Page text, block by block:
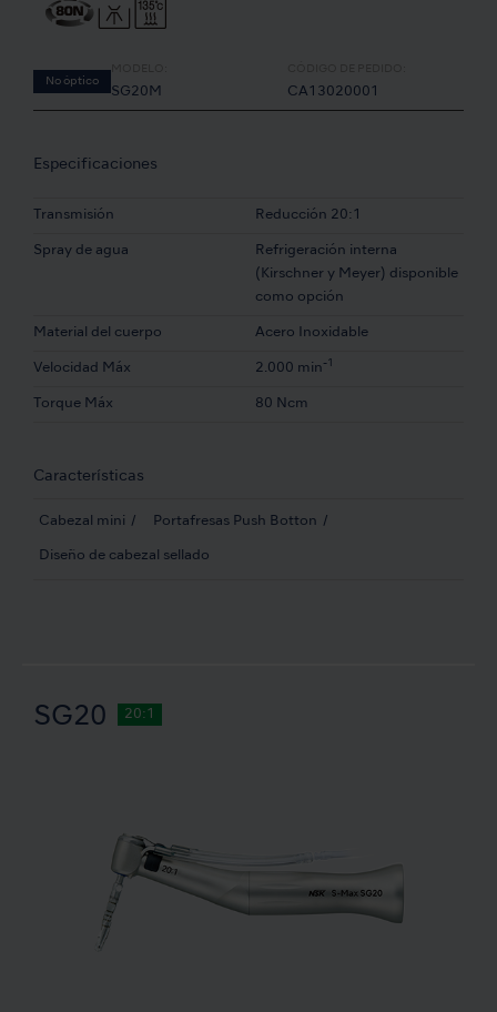
No óptico
SG20M CA13020001
Especificaciones
Transmisión Reducción 20:1
Spray de agua
Refrigeración interna
(Kirschner y Meyer) disponible
como opción
Material del cuerpo Acero Inoxidable
Velocidad Máx 2.000 min -1
Torque Máx 80 Ncm
Características
Cabezal mini Portafresas Push Botton
Diseño de cabezal sellado
SG20 20:1